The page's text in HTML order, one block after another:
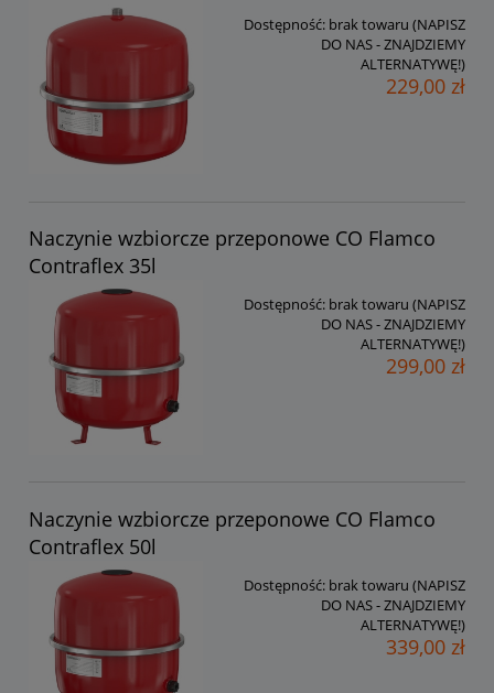
Dostępność: brak towaru (NAPISZ
DO NAS - ZNAJDZIEMY
ALTERNATYWĘ!)
229,00 zł
Naczynie wzbiorcze przeponowe CO Flamco
Contraflex 35l
Dostępność: brak towaru (NAPISZ
DO NAS - ZNAJDZIEMY
ALTERNATYWĘ!)
299,00 zł
Naczynie wzbiorcze przeponowe CO Flamco
Contraflex 50l
Dostępność: brak towaru (NAPISZ
DO NAS - ZNAJDZIEMY
ALTERNATYWĘ!)
339,00 zł